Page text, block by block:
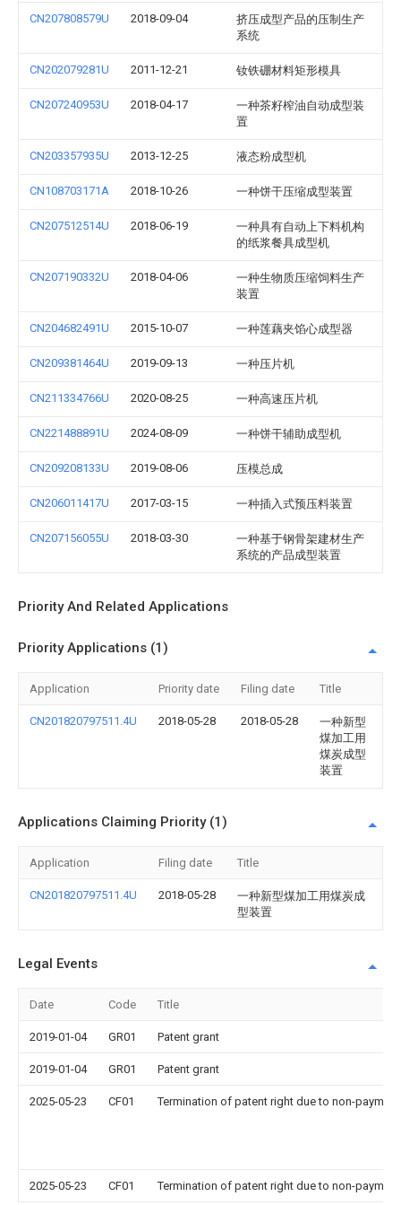
CN207808579U 2018-09-04
挤压成型产品的压制生产
系统
CN202079281U 2011-12-21 钕铁硼材料矩形模具
CN207240953U 2018-04-17
一种茶籽榨油自动成型装
置
CN203357935U 2013-12-25 液态粉成型机
CN108703171A 2018-10-26 一种饼干压缩成型装置
CN207512514U 2018-06-19
一种具有自动上下料机构
的纸浆餐具成型机
CN207190332U 2018-04-06
一种生物质压缩饲料生产
装置
CN204682491U 2015-10-07 一种莲藕夹馅心成型器
CN209381464U 2019-09-13 一种压片机
CN211334766U 2020-08-25 一种高速压片机
CN221488891U 2024-08-09 一种饼干辅助成型机
CN209208133U 2019-08-06 压模总成
CN206011417U 2017-03-15 一种插入式预压料装置
CN207156055U 2018-03-30
一种基于钢骨架建材生产
系统的产品成型装置
Priority And Related Applications
Priority Applications (1)
Application Priority date Filing date Title
CN201820797511.4U 2018-05-28 2018-05-28
一种新型
煤加工用
煤炭成型
装置
Applications Claiming Priority (1)
Application Filing date Title
CN201820797511.4U 2018-05-28
一种新型煤加工用煤炭成
型装置
Legal Events
Date Code Title
2019-01-04 GR01 Patent grant
2019-01-04 GR01 Patent grant
2025-05-23 CF01 Termination of patent right due to non-
2025-05-23 CF01 Termination of patent right due to non-